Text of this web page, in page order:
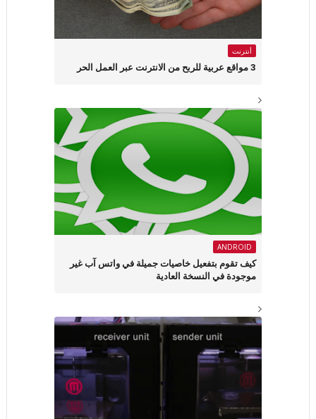
أنترنت
3 مواقع عربية للربح من الانترنت عبر العمل الحر
ANDROID
كيف تقوم بتفعيل خاصيات جميلة في واتس آب غير
موجودة في النسخة العادية